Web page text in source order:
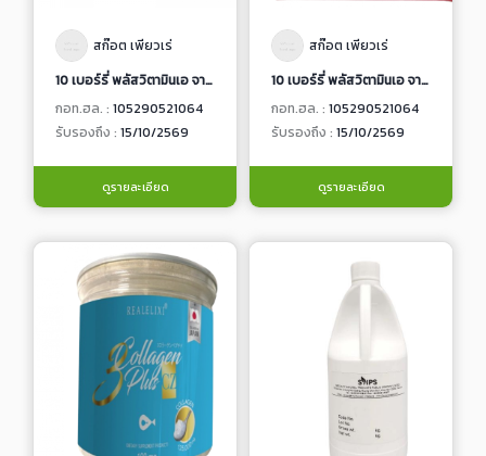
สก๊อต เพียวเร่
10 เบอร์รี่ พลัสวิตามินเอ จากน้ำเบอร์รี่สกัดเข้มข้น
กอท.ฮล. : 105290521064
รับรองถึง : 15/10/2569
ดูรายละเอียด
สก๊อต เพียวเร่
10 เบอร์รี่ พลัสวิตามินเอ จากน้ำเบอร์รี่สกัดเข้มข้น
กอท.ฮล. : 105290521064
รับรองถึง : 15/10/2569
ดูรายละเอียด